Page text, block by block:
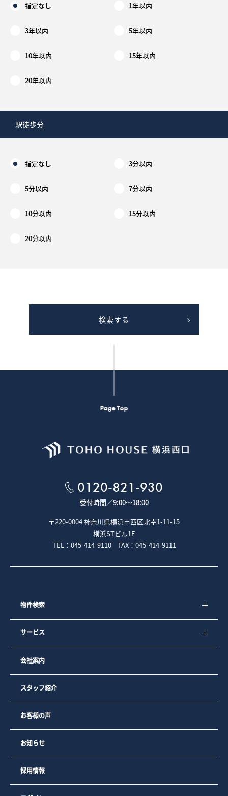
指定なし 1年以内
3年以内 5年以内
10年以内 15年以内
20年以内
駅徒歩分
指定なし 3分以内
5分以内 7分以内
10分以内 15分以内
20分以内
検索する
Page Top
0120-821-930
受付時間／9:00～18:00
〒220-0004 神奈川県横浜市西区北幸1-11-15
横浜STビル1F
TEL：045-414-9110 FAX：045-414-9111
物件検索
サービス
会社案内
スタッフ紹介
お客様の声
お知らせ
採用情報